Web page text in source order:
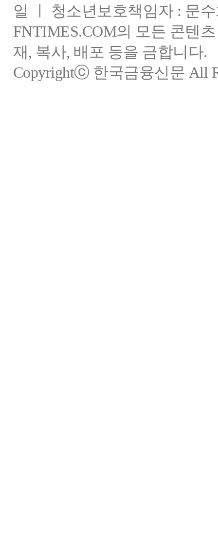
일 ㅣ 청소년보호책임자 : 문
FNTIMES.COM의 모든 콘텐
재, 복사, 배포 등을 금합니다.
Copyrightⓒ 한국금융신문 All